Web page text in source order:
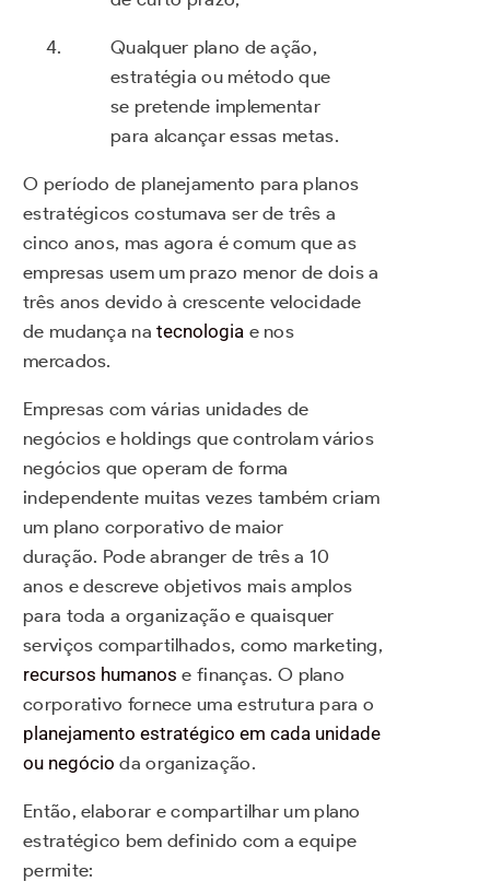
Qualquer plano de ação,
estratégia ou método que
se pretende implementar
para alcançar essas metas.
O período de planejamento para planos
estratégicos costumava ser de três a
cinco anos, mas agora é comum que as
empresas usem um prazo menor de dois a
três anos devido à crescente velocidade
de mudança natecnologia e nos
mercados.
Empresas com várias unidades de
negócios e holdings que controlam vários
negócios que operam de forma
independente muitas vezes também criam
um plano corporativo de maior
duração. Pode abranger de três a 10
anos e descreve objetivos mais amplos
para toda a organização e quaisquer
serviços compartilhados, como marketing,
recursos humanos e finanças. O plano
corporativo fornece uma estrutura para o
planejamento estratégico em cada unidade
ou negócio da organização.
Então, elaborar e compartilhar um plano
estratégico bem definido com a equipe
permite: